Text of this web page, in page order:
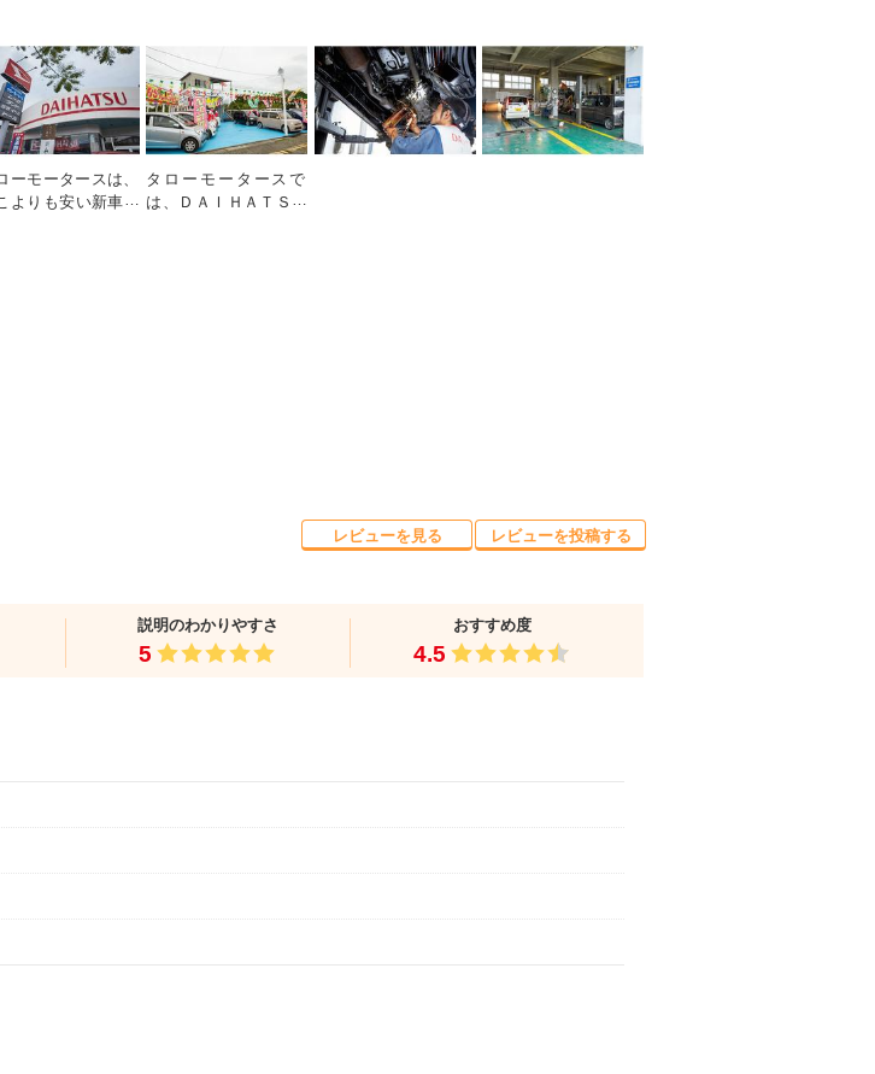
ーモータースは、
よりも安い新車・
タローモータースで
は、ＤＡＩＨＡＴＳＵ
説明のわかりやすさ
5
おすすめ度
4.5
レビューを見る レビューを投稿する